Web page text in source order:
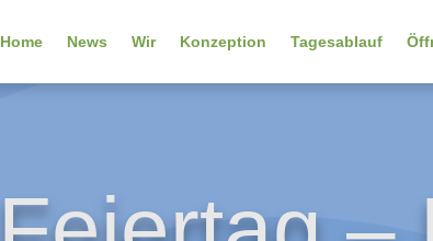
Home News Wir Konzeption Tagesablauf